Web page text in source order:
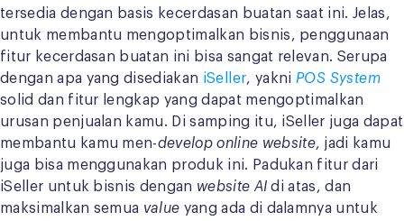
tersedia dengan basis kecerdasan buatan saat ini. Jelas,
untuk membantu mengoptimalkan bisnis, penggunaan
fitur kecerdasan buatan ini bisa sangat relevan. Serupa
dengan apa yang disediakan iSeller, yakni POS System
solid dan fitur lengkap yang dapat mengoptimalkan
urusan penjualan kamu. Di samping itu, iSeller juga dapat
membantu kamu men-develop online website, jadi kamu
juga bisa menggunakan produk ini. Padukan fitur dari
iSeller untuk bisnis dengan website AI di atas, dan
maksimalkan semua value yang ada di dalamnya untuk